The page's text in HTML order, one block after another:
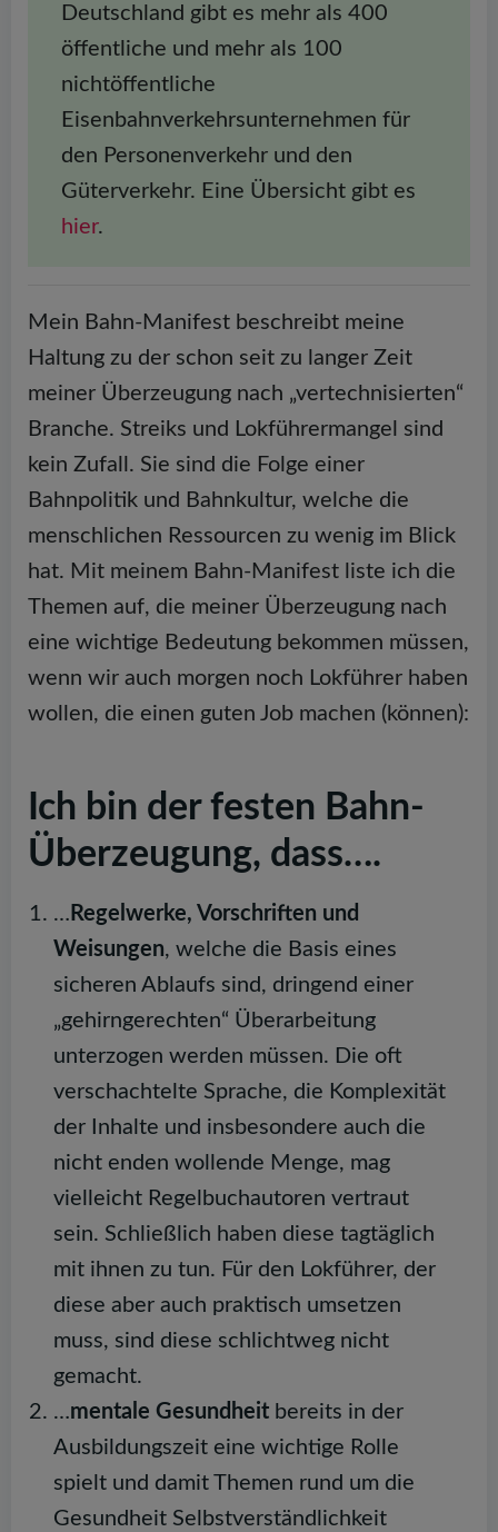
Deutschland gibt es mehr als 400
öffentliche und mehr als 100
nichtöffentliche
Eisenbahnverkehrsunternehmen für
den Personenverkehr und den
Güterverkehr. Eine Übersicht gibt es
hier.
Mein Bahn-Manifest beschreibt meine
Haltung zu der schon seit zu langer Zeit
meiner Überzeugung nach „vertechnisierten“
Branche. Streiks und Lokführermangel sind
kein Zufall. Sie sind die Folge einer
Bahnpolitik und Bahnkultur, welche die
menschlichen Ressourcen zu wenig im Blick
hat. Mit meinem Bahn-Manifest liste ich die
Themen auf, die meiner Überzeugung nach
eine wichtige Bedeutung bekommen müssen,
wenn wir auch morgen noch Lokführer haben
wollen, die einen guten Job machen (können):
Ich bin der festen Bahn-
Überzeugung, dass….
… Regelwerke, Vorschriften und
Weisungen, welche die Basis eines
sicheren Ablaufs sind, dringend einer
„gehirngerechten“ Überarbeitung
unterzogen werden müssen. Die oft
verschachtelte Sprache, die Komplexität
der Inhalte und insbesondere auch die
nicht enden wollende Menge, mag
vielleicht Regelbuchautoren vertraut
sein. Schließlich haben diese tagtäglich
mit ihnen zu tun. Für den Lokführer, der
diese aber auch praktisch umsetzen
muss, sind diese schlichtweg nicht
gemacht.
…mentale Gesundheit bereits in der
Ausbildungszeit eine wichtige Rolle
spielt und damit Themen rund um die
Gesundheit Selbstverständlichkeit